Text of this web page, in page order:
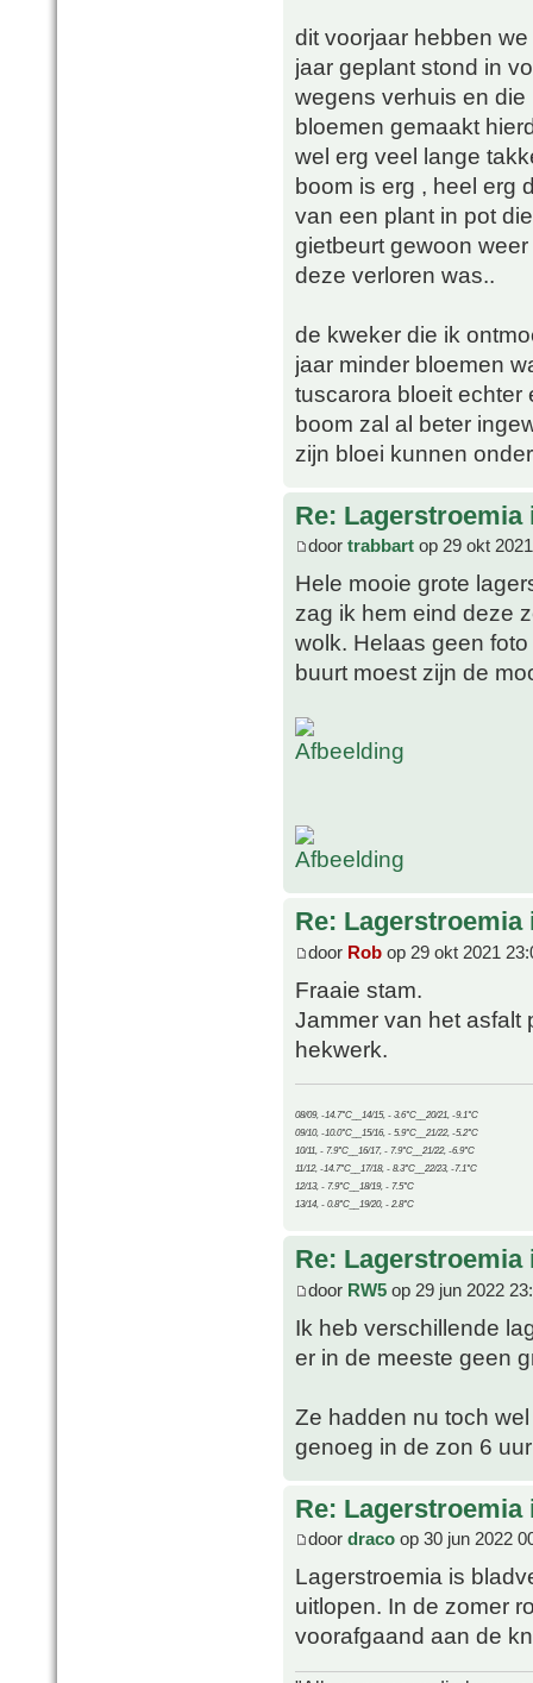
dit voorjaar hebben
jaar geplant stond in
wegens verhuis en
bloemen gemaakt
wel erg veel lange
boom is erg , heel erg
van een plant in pot
gietbeurt gewoon
deze verloren was..
de kweker die ik
jaar minder bloemen
tuscarora bloeit echter
boom zal al beter
zijn bloei kunnen
Re:
door trabbart op 29 okt
Hele mooie grote
zag ik hem eind deze
wolk. Helaas geen
buurt moest zijn de
Re:
door Rob op 29 okt 2021
Fraaie stam.
Jammer van het asfalt
hekwerk.
08/09, -14.7°C__14/15, - 3.6°C__20/21, -9.1°C
09/10, -10.0°C__15/16, - 5.9°C__21/22, -5.2°C
10/11, - 7.9°C__16/17, - 7.9°C__21/22, -6.9°C
11/12, -14.7°C__17/18, - 8.3°C__22/23, -7.1°C
12/13, - 7.9°C__18/19, - 7.5°C
13/14, - 0.8°C__19/20, - 2.8°C
Re:
door RW5 op 29 jun 2022
Ik heb verschillende
er in de meeste geen
Ze hadden nu toch
genoeg in de zon 6
Re:
door draco op 30 jun 2022
Lagerstroemia is
uitlopen. In de zomer
voorafgaand aan de